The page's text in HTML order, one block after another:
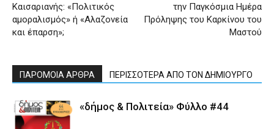
Καισαριανής: «Πολιτικός
αμοραλισμός» ή «Αλαζονεία
και έπαρση»;
την Παγκόσμια Ημέρα
Πρόληψης του Καρκίνου του
Μαστού
ΠΑΡΟΜΟΙΑ ΑΡΘΡΑ ΠΕΡΙΣΣΟΤΕΡΑ ΑΠΟ ΤΟΝ ΔΗΜΙΟΥΡΓΟ
«δήμος & Πολιτεία» Φύλλο #44